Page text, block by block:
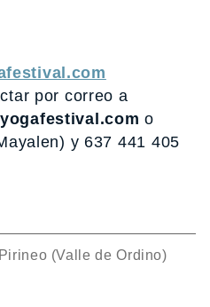
por correo a
o
y 637 441 405
(Valle de Ordino)